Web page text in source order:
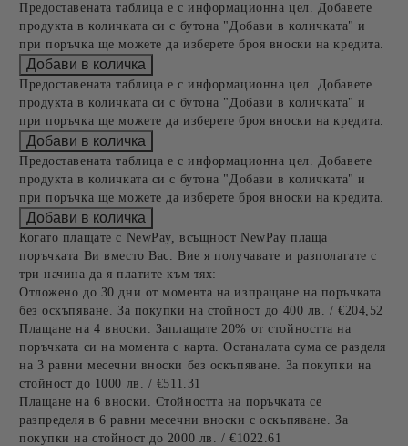
Предоставената таблица е с информационна цел. Добавете
продукта в количката си с бутона "Добави в количката" и
при поръчка ще можете да изберете броя вноски на кредита.
Предоставената таблица е с информационна цел. Добавете
продукта в количката си с бутона "Добави в количката" и
при поръчка ще можете да изберете броя вноски на кредита.
Предоставената таблица е с информационна цел. Добавете
продукта в количката си с бутона "Добави в количката" и
при поръчка ще можете да изберете броя вноски на кредита.
Когато плащате с NewPay, всъщност NewPay плаща
поръчката Ви вместо Вас. Вие я получавате и разполагате с
три начина да я платите към тях:
Отложено до 30 дни от момента на изпращане на поръчката
без оскъпяване. За покупки на стойност до 400 лв. / €204,52
Плащане на 4 вноски. Заплащате 20% от стойността на
поръчката си на момента с карта. Останалата сума се разделя
на 3 равни месечни вноски без оскъпяване. За покупки на
стойност до 1000 лв. / €511.31
Плащане на 6 вноски. Стойността на поръчката се
разпределя в 6 равни месечни вноски с оскъпяване. За
покупки на стойност до 2000 лв. / €1022.61